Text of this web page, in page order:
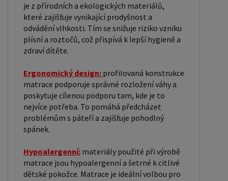
je z přírodních a ekologických materiálů,
které zajišťuje vynikající prodyšnost a
odvádění vlhkosti. Tím se snižuje riziko vzniku
plísní a roztočů, což přispívá k lepší hygieně a
zdraví dítěte.
Ergonomický design: profilovaná konstrukce
matrace podporuje správné rozložení váhy a
poskytuje cílenou podporu tam, kde je to
nejvíce potřeba. To pomáhá předcházet
problémům s páteří a zajišťuje pohodlný
spánek.
Hypoalergenní: materiály použité při výrobě
matrace jsou hypoalergenní a šetrné k citlivé
dětské pokožce. Matrace je ideální volbou pro